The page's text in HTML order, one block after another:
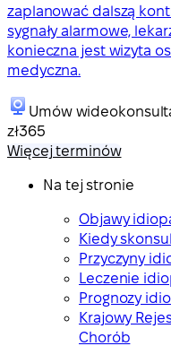
zaplanować dalszą
sygnały alarmowe,
konieczna jest wizyta
medyczna.
Umów
zł365
Więcej terminów
Na tej stronie
Objawy
Kiedy
Przyczyny
Leczenie
Prognozy
Krajowy
Chorób